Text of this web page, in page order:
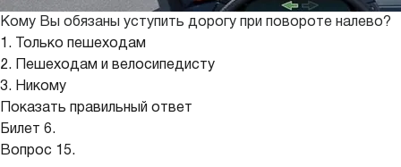
Кому Вы обязаны уступить дорогу при повороте налево?
1. Только пешеходам
2. Пешеходам и велосипедисту
3. Никому
Показать правильный ответ
Билет 6.
Вопрос 15.